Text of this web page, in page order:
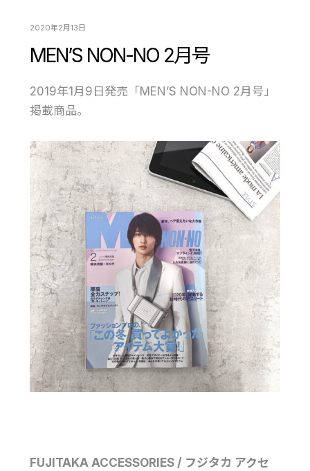
2020年2月13日
MEN’S NON-NO 2月号
2019年1月9日発売「MEN’S NON-NO 2月号」
掲載商品。
FUJITAKA ACCESSORIES / フジタカ アクセ